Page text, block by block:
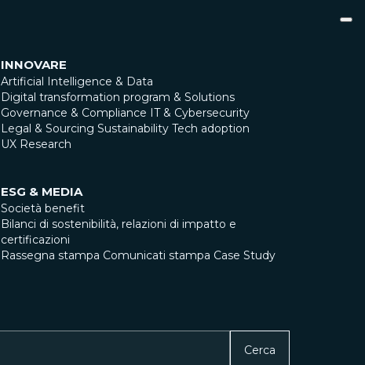
INNOVARE
Artificial Intelligence & Data
Digital transformation program & Solutions
Governance & Compliance IT & Cybersecurity
Legal & Sourcing Sustainability Tech adoption
UX Research
ESG & MEDIA
Società benefit
Bilanci di sostenibilità, relazioni di impatto e
certificazioni
Rassegna stampa Comunicati stampa Case Study
Cerca